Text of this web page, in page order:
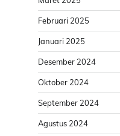
Februari 2025
Januari 2025
Desember 2024
Oktober 2024
September 2024
Agustus 2024